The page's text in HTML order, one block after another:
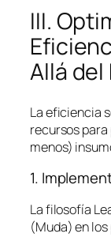
III.
Allá del
La eficiencia
recursos
menos)
1.
La filosofía
(Muda) en